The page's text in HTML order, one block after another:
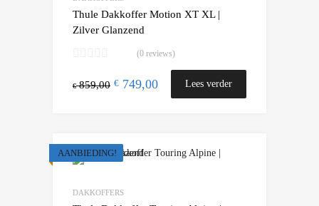
Thule Dakkoffer Motion XT XL |
Zilver Glanzend
(0 reviews)
€859,00 € 749,00 Lees verder
AANBIEDING!
DAKKOFFERS